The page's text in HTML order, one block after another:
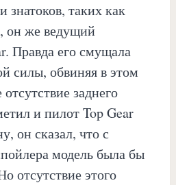
знатоков, таких как
он же ведущий
Правда его смущала
силы, обвиняя в этом
заднего
и пилот Top Gear
он сказал, что с
модель была бы
отсутствие этого